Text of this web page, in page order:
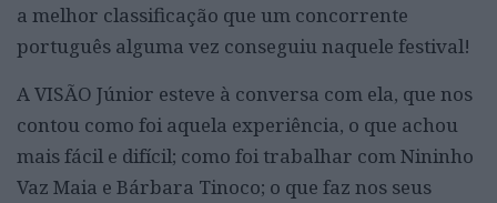
a melhor classificação que um concorrente
português alguma vez conseguiu naquele festival!
A VISÃO Júnior esteve à conversa com ela, que nos
contou como foi aquela experiência, o que achou
mais fácil e difícil; como foi trabalhar com Nininho
Vaz Maia e Bárbara Tinoco; o que faz nos seus